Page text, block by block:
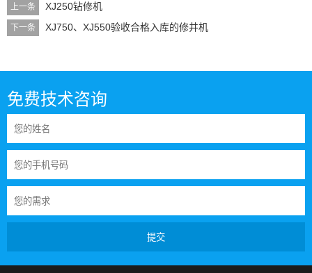
上一条 XJ250钻修机
下一条 XJ750、XJ550验收合格入库的修井机
免费技术咨询
提交